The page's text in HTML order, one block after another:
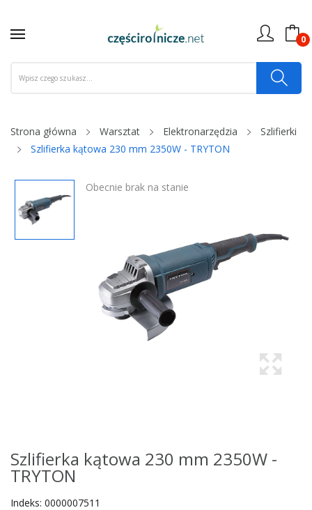
0
Strona główna Warsztat Elektronarzędzia
Szlifierki
Szlifierka kątowa 230 mm 2350W - TRYTON
Obecnie brak na stanie
Szlifierka kątowa 230 mm 2350W -
TRYTON
Indeks: 0000007511